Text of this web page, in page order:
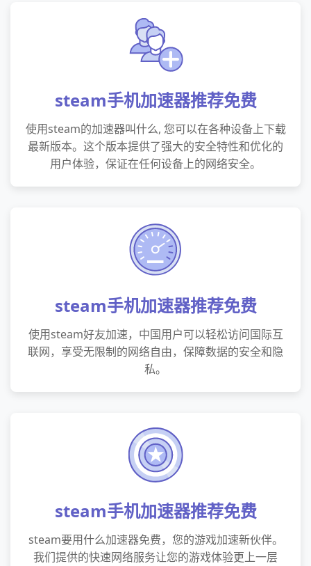
steam手机加速器推荐免费
使用steam的加速器叫什么, 您可以在各种设备上下载
最新版本。这个版本提供了强大的安全特性和优化的
用户体验，保证在任何设备上的网络安全。
steam手机加速器推荐免费
使用steam好友加速，中国用户可以轻松访问国际互
联网，享受无限制的网络自由，保障数据的安全和隐
私。
steam手机加速器推荐免费
steam要用什么加速器免费，您的游戏加速新伙伴。
我们提供的快速网络服务让您的游戏体验更上一层